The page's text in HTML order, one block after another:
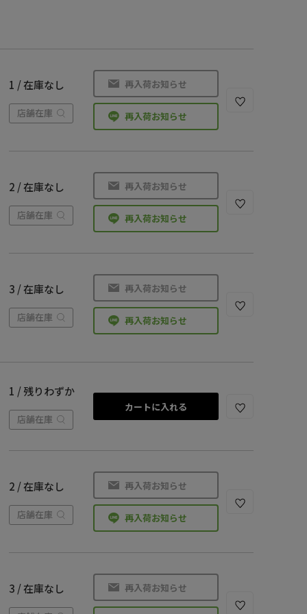
1 / 在庫なし
店舗在庫
再入荷お知らせ
再入荷お知らせ
2 / 在庫なし
店舗在庫
再入荷お知らせ
再入荷お知らせ
3 / 在庫なし
店舗在庫
再入荷お知らせ
再入荷お知らせ
1 / 残りわずか
店舗在庫
カートに入れる
2 / 在庫なし
店舗在庫
再入荷お知らせ
再入荷お知らせ
3 / 在庫なし 再入荷お知らせ